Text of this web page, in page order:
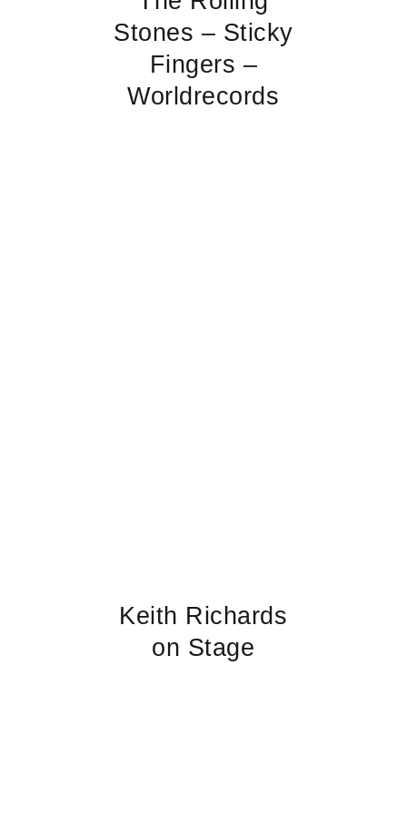
Stones – Sticky
Fingers –
Worldrecords
Keith Richards
on Stage